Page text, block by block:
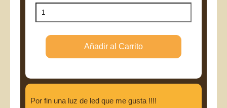
Por fin una luz de led que me gusta !!!!